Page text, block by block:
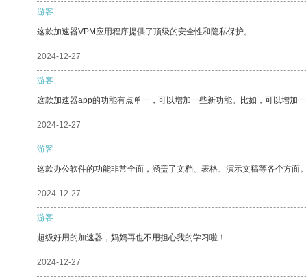
游客
这款加速器VPM应用程序提供了顶级的安全性和隐私保护。
2024-12-27
游客
这款加速器app的功能有点单一，可以增加一些新功能。比如，可以增加
2024-12-27
游客
这款办公软件的功能非常全面，涵盖了文档、表格、演示文稿等各个方面
2024-12-27
游客
超级好用的加速器，妈妈再也不用担心我的学习啦！
2024-12-27